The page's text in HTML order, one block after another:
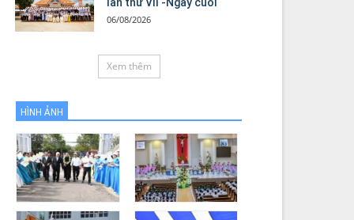
06/08/2026
Xem thêm
HÌNH ẢNH